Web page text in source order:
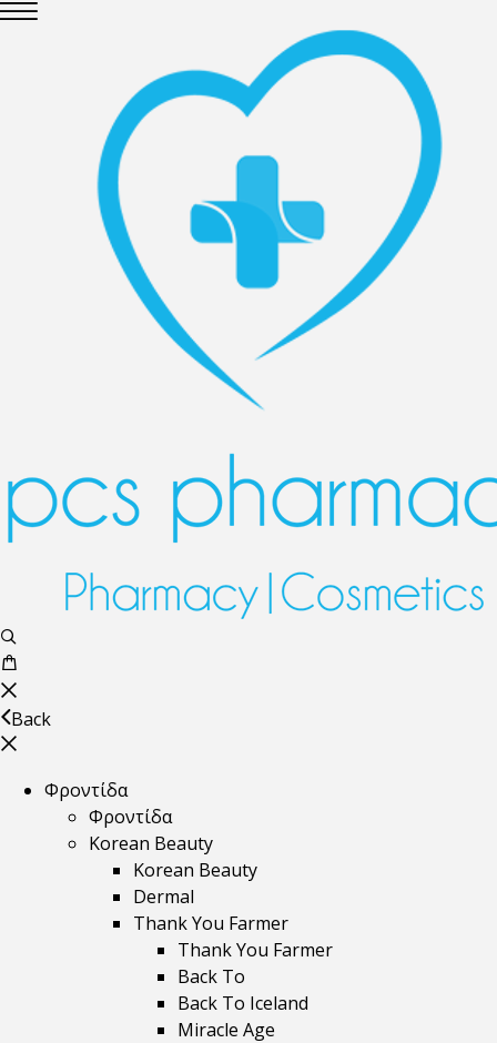
Back
Φροντίδα
Φροντίδα
Korean Beauty
Korean Beauty
Dermal
Thank You Farmer
Thank You Farmer
Back To
Back To Iceland
Miracle Age